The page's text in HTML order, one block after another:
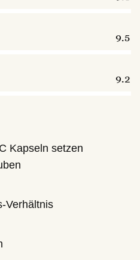
9.5
9.2
Kapseln setzen
Verhältnis